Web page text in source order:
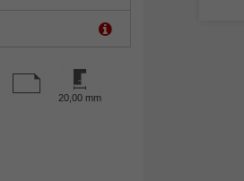
20,00 mm